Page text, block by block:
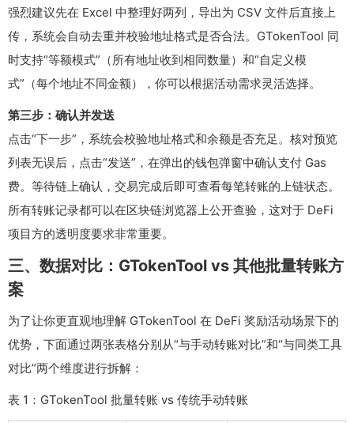
强烈建议先在 Excel 中整理好两列，导出为 CSV 文件后直接上
传，系统会自动去重并校验地址格式是否合法。GTokenTool 同
时支持“等额模式”（所有地址收到相同数量）和“自定义模
式”（每个地址不同金额），你可以根据活动需求灵活选择。
第三步：确认并发送
点击“下一步”，系统会校验地址格式和余额是否充足。核对预览
列表无误后，点击“发送”，在弹出的钱包弹窗中确认支付 Gas
费。等待链上确认，交易完成后即可查看每笔转账的上链状态。
所有转账记录都可以在区块链浏览器上公开查验，这对于 DeFi
项目方的透明度要求非常重要。
三、数据对比：GTokenTool vs 其他批量转账方
案
为了让你更直观地理解 GTokenTool 在 DeFi 奖励活动场景下的
优势，下面通过两张表格分别从“与手动转账对比”和“与同类工具
对比”两个维度进行拆解：
表 1：GTokenTool 批量转账 vs 传统手动转账